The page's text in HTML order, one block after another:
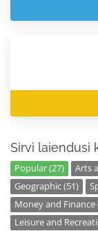
Sirvi laiendusi
Popular (27) Arts
Geographic (51)
Money and Finance
Leisure and